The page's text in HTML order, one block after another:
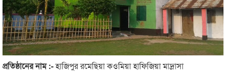
প্রতিষ্ঠানের নাম :-হাজিপুর রমেছিয়া কওমিয়া হাফিজিয়া মাদ্রাসা